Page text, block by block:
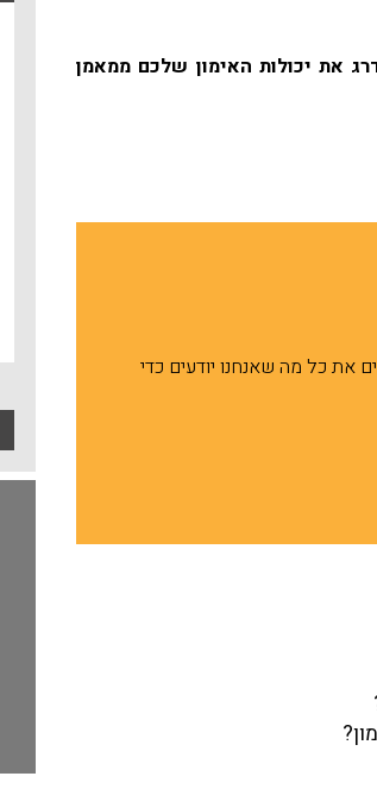
את יכולות האימון שלכם ממאמן
את כל מה שאנחנו יודעים כדי